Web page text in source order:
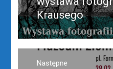
wpis:
Krausego
Następne